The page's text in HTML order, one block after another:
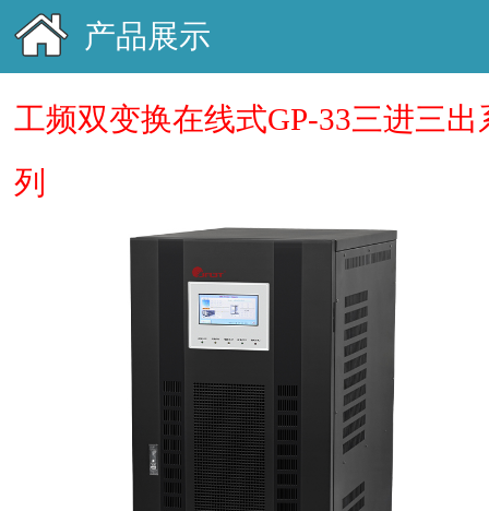
产品展示
工频双变换在线式GP-33三进三出
列